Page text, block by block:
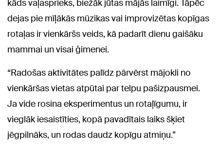
kāds vaļasprieks, biežāk jūtas mājās laimīgi. Tāpēc
dejas pie mīļākās mūzikas vai improvizētas kopīgas
rotaļas ir vienkāršs veids, kā padarīt dienu gaišāku
mammai un visai ģimenei.
“Radošas aktivitātes palīdz pārvērst mājokli no
vienkāršas vietas atpūtai par telpu pašizpausmei.
Ja vide rosina eksperimentus un rotaļīgumu, ir
vieglāk iesaistīties, kopā pavadītais laiks šķiet
jēgpilnāks, un rodas daudz kopīgu atmiņu.”